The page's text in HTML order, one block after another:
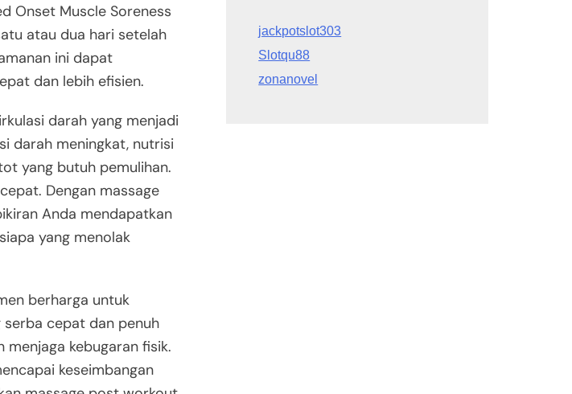
Onset Muscle Soreness
atau dua hari setelah
ini dapat
dan lebih efisien.
darah yang menjadi
darah meningkat, nutrisi
yang butuh pemulihan.
Dengan massage
Anda mendapatkan
yang menolak
berharga untuk
cepat dan penuh
kebugaran fisik.
keseimbangan
Slotqu88
zonanovel